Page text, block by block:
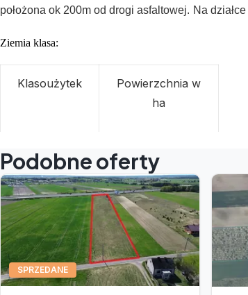
położona ok 200m od drogi asfaltowej. Na
Ziemia klasa:
Klasoużytek
Powierzchnia w
ha
Br-RVI
RVI 1,03
Podobne oferty
SPRZEDANE